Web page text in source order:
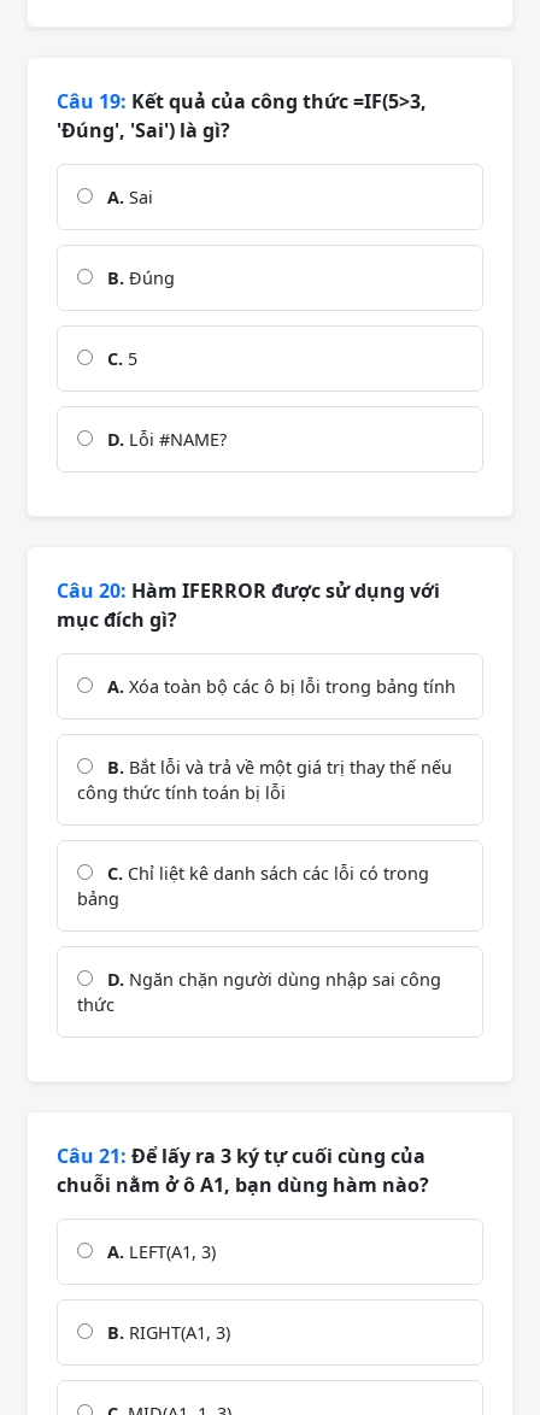
Câu 19: Kết quả của công thức =IF(5>3,
'Đúng', 'Sai') là gì?
A. Sai
B. Đúng
C. 5
D. Lỗi #NAME?
Câu 20: Hàm IFERROR được sử dụng với
mục đích gì?
A. Xóa toàn bộ các ô bị lỗi trong bảng tính
B. Bắt lỗi và trả về một giá trị thay thế nếu
công thức tính toán bị lỗi
C. Chỉ liệt kê danh sách các lỗi có trong
bảng
D. Ngăn chặn người dùng nhập sai công
thức
Câu 21: Để lấy ra 3 ký tự cuối cùng của
chuỗi nằm ở ô A1, bạn dùng hàm nào?
A. LEFT(A1, 3)
B. RIGHT(A1, 3)